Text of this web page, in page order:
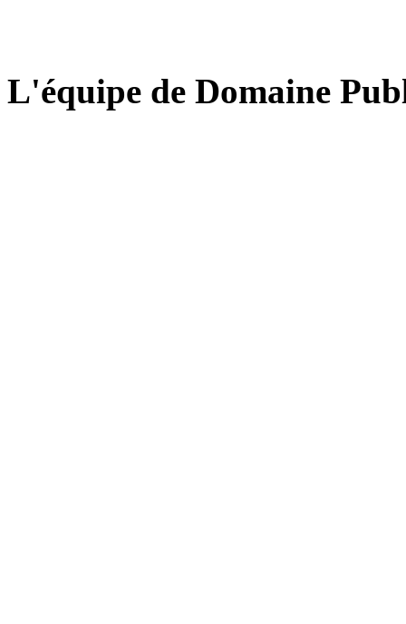
L'équipe de Domaine